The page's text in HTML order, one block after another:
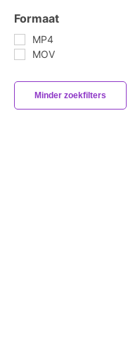
Formaat
MP4
MOV
Minder zoekfilters